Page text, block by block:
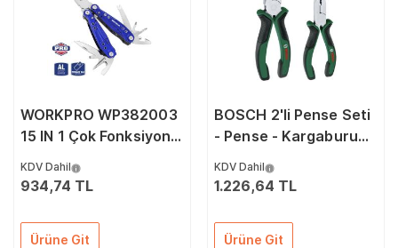
WORKPRO WP382003
15 IN 1 Çok Fonksiyonlu
Seti + Taşıma Kılıfı
KDV Dahil
934,74 TL
Ürüne Git
BOSCH 2'li Pense Seti
- Pense - Kargaburun
KDV Dahil
1.226,64 TL
Ürüne Git